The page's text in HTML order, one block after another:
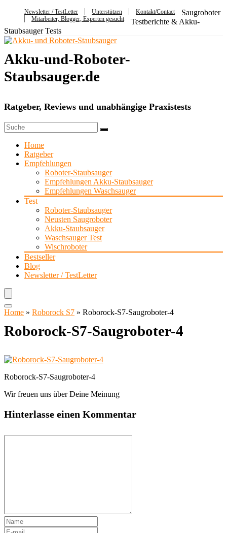
Newsletter / TestLetter Unterstützen
Kontakt/Contact
Mitarbeiter, Blogger, Experten gesucht
Saugroboter
Testberichte & Akku-
Staubsauger Tests
Akku-und-Roboter-
Staubsauger.de
Ratgeber, Reviews und unabhängige Praxistests
Home
Ratgeber
Empfehlungen
Roboter-Staubsauger
Empfehlungen Akku-Staubsauger
Empfehlungen Waschsauger
Test
Roboter-Staubsauger
Neusten Saugroboter
Akku-Staubsauger
Waschsauger Test
Wischroboter
Bestseller
Blog
Newsletter / TestLetter
Home » Roborock S7 » Roborock-S7-Saugroboter-4
Roborock-S7-Saugroboter-4
Roborock-S7-Saugroboter-4
Wir freuen uns über Deine Meinung
Hinterlasse einen Kommentar